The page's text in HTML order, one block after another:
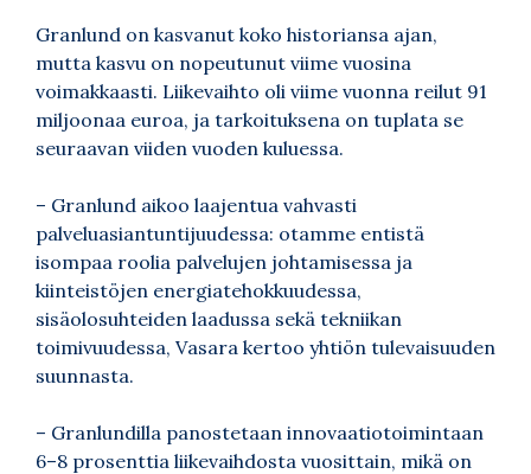
Granlund on kasvanut koko historiansa ajan,
mutta kasvu on nopeutunut viime vuosina
voimakkaasti. Liikevaihto oli viime vuonna reilut 91
miljoonaa euroa, ja tarkoituksena on tuplata se
seuraavan viiden vuoden kuluessa.
– Granlund aikoo laajentua vahvasti
palveluasiantuntijuudessa: otamme entistä
isompaa roolia palvelujen johtamisessa ja
kiinteistöjen energiatehokkuudessa,
sisäolosuhteiden laadussa sekä tekniikan
toimivuudessa, Vasara kertoo yhtiön tulevaisuuden
suunnasta.
– Granlundilla panostetaan innovaatiotoimintaan
6–8 prosenttia liikevaihdosta vuosittain, mikä on